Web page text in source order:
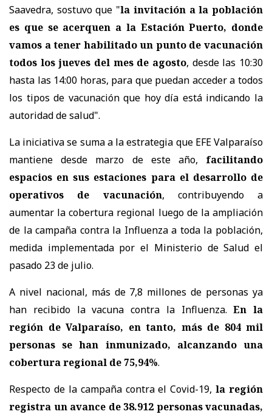
Saavedra, sostuvo que "la invitación a la población
es que se acerquen a la Estación Puerto, donde
vamos a tener habilitado un punto de vacunación
todos los jueves del mes de agosto, desde las 10:30
hasta las 14:00 horas, para que puedan acceder a todos
los tipos de vacunación que hoy día está indicando la
autoridad de salud".
La iniciativa se suma a la estrategia que EFE Valparaíso
mantiene desde marzo de este año,
facilitando
espacios en sus estaciones para el desarrollo de
operativos de vacunación, contribuyendo a
aumentar la cobertura regional luego de la ampliación
de la campaña contra la Influenza a toda la población,
medida implementada por el Ministerio de Salud el
pasado 23 de julio.
A nivel nacional, más de 7,8 millones de personas ya
han recibido la vacuna contra la Influenza. En la
región de Valparaíso, en tanto, más de 804 mil
personas se han inmunizado, alcanzando una
cobertura regional de 75,94%.
Respecto de la campaña contra el Covid-19, la región
registra un avance de 38.912 personas vacunadas,